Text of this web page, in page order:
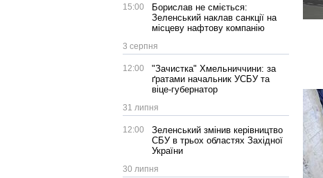
15:00
Борислав не сміється:
Зеленський наклав санкції на
місцеву нафтову компанію
3 серпня
12:00
"Зачистка" Хмельниччини: за
ґратами начальник УСБУ та
віце-губернатор
31 липня
12:00
Зеленський змінив керівництво
СБУ в трьох областях Західної
України
30 липня